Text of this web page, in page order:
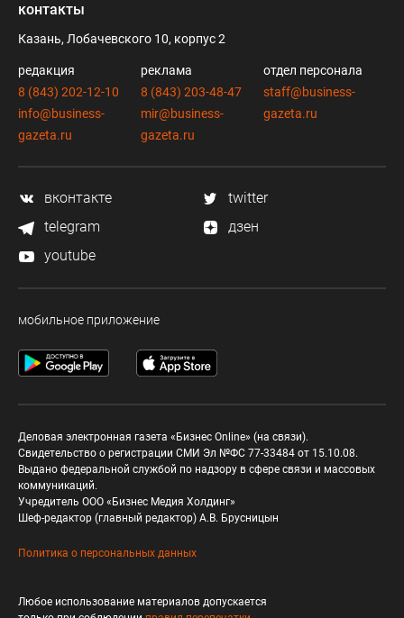
контакты
Казань, Лобачевского 10, корпус 2
редакция
8 (843) 202-12-10
info@business-
gazeta.ru
реклама
8 (843) 203-48-47
mir@business-
gazeta.ru
отдел персонала
staff@business-
gazeta.ru
вконтакте
twitter
telegram
дзен
youtube
мобильное приложение
Деловая электронная газета «Бизнес Online» (на связи).
Свидетельство о регистрации СМИ Эл №ФС 77-33484 от 15.10.08.
Выдано федеральной службой по надзору в сфере связи и массовых
коммуникаций.
Учредитель ООО «Бизнес Медия Холдинг»
Шеф-редактор (главный редактор) А.В. Брусницын
Политика о персональных данных
Любое использование материалов допускается